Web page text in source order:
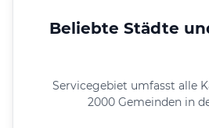
Beliebte Städte
Servicegebiet umfasst alle
2000 Gemeinden in